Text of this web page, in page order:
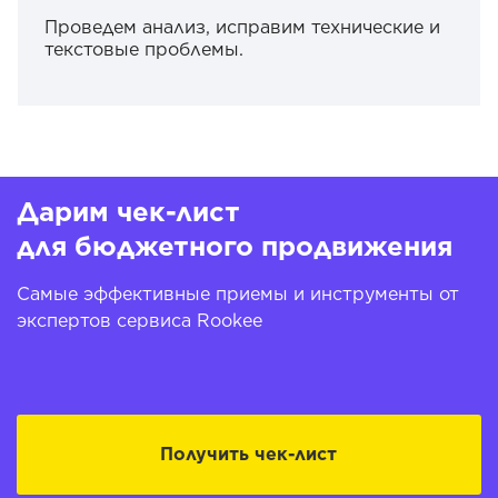
Проведем анализ, исправим технические и
текстовые проблемы.
Дарим чек-лист
для бюджетного продвижения
Самые эффективные приемы и инструменты от
экспертов сервиса Rookee
Получить чек-лист